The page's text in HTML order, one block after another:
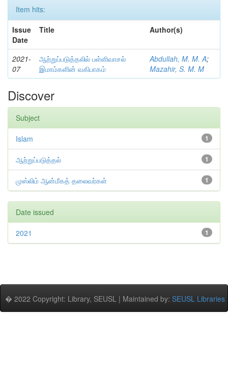
Item hits:
Issue
Date
Title Author(s)
2021-
07
ஆற்றுப்படுத்தலில் பள்ளிவாசல்
இமாம்களின் வகிபாகம்
Abdullah, M. M. A;
Mazahir, S. M. M
Discover
Subject
1
Islam
1
ஆற்றுப்படுத்தல்
1
முஸ்லிம் ஆன்மீகத் தலைவர்கள்
Date issued
1
2021
� 2022 Copyright: Library, SEUSL | Maintained by: SEUSL Libraries